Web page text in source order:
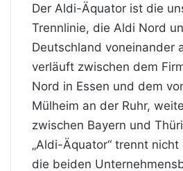
Der Aldi-Äquator ist die
Trennlinie, die Aldi Nord
Deutschland voneinander
verläuft zwischen dem
Nord in Essen und dem
Mülheim an der Ruhr,
zwischen Bayern und
„Aldi-Äquator“ trennt
die beiden